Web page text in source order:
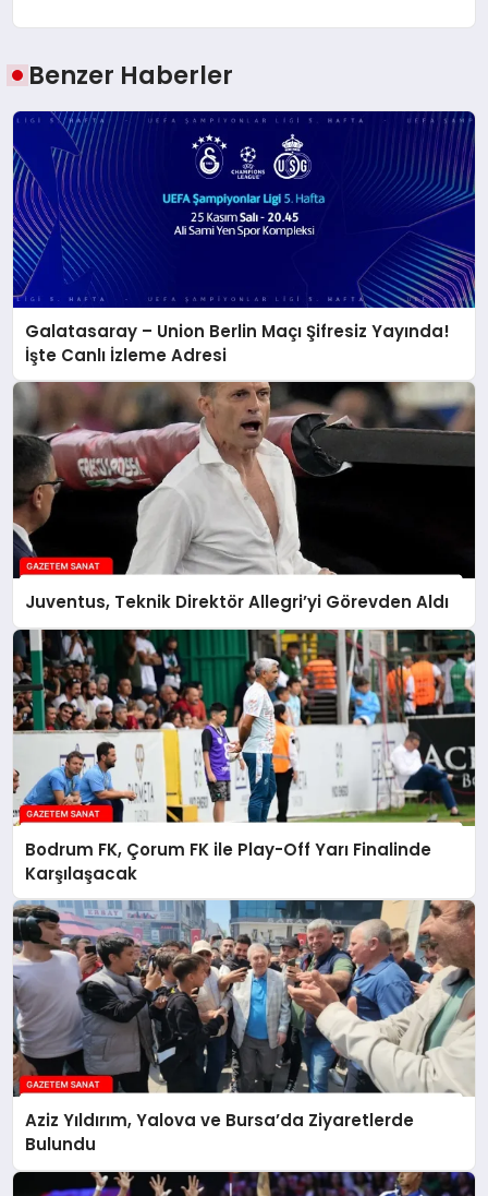
Benzer Haberler
Galatasaray – Union Berlin Maçı Şifresiz Yayında!
İşte Canlı İzleme Adresi
Juventus, Teknik Direktör Allegri’yi Görevden Aldı
Bodrum FK, Çorum FK ile Play-Off Yarı Finalinde
Karşılaşacak
Aziz Yıldırım, Yalova ve Bursa’da Ziyaretlerde
Bulundu